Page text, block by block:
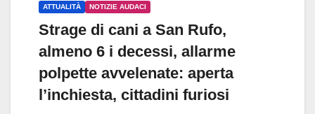
ATTUALITÀ NOTIZIE AUDACI
Strage di cani a San Rufo,
almeno 6 i decessi, allarme
polpette avvelenate: aperta
l’inchiesta, cittadini furiosi